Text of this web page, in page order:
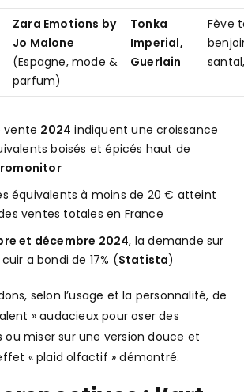
Zara Emotions by
Jo Malone
(Espagne, mode &
parfum)
Tonka
Imperial,
Guerlain
Fève
vente 2024 indiquent une croissance
boisés et épicés haut de
équivalents à moins de 20 € atteint
ventes totales en France
et décembre 2024, la demande sur
a bondi de 17% (Statista)
selon l’usage et la personnalité, de
» audacieux pour oser des
ou miser sur une version douce et
« plaid olfactif » démontré.